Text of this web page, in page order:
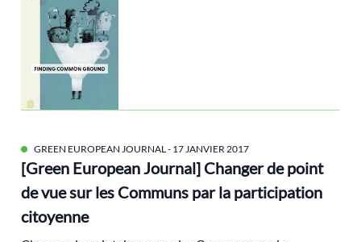
GREEN EUROPEAN JOURNAL- 17 JANVIER 2017
[Green European Journal] Changer de point
de vue sur les Communs par la participation
citoyenne
Nouveau Front Populaire
Nucléaire
numérique
Obama
pacte vert
paris
Périurbain
PIB